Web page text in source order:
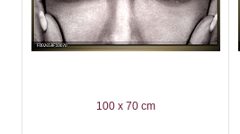
100 x 70 cm